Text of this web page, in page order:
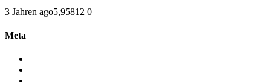
3 Jahren ago5,95812 0
Meta